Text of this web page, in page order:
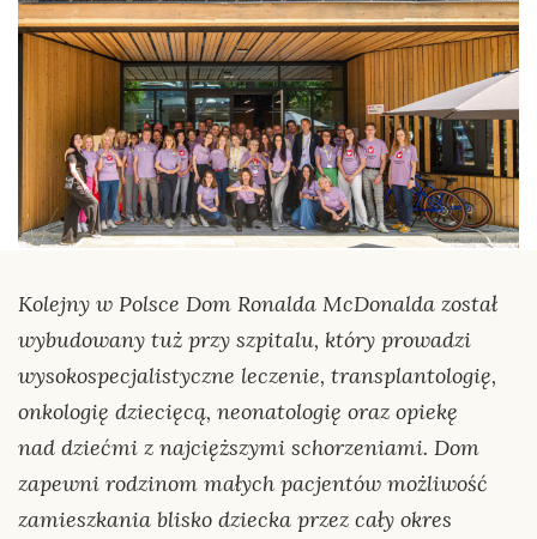
Kolejny w Polsce Dom Ronalda McDonalda został
wybudowany tuż przy szpitalu, który prowadzi
wysokospecjalistyczne leczenie, transplantologię,
onkologię dziecięcą, neonatologię oraz opiekę
nad dziećmi z najcięższymi schorzeniami. Dom
zapewni rodzinom małych pacjentów możliwość
zamieszkania blisko dziecka przez cały okres